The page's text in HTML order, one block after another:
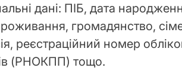
дані: ПІБ, дата
громадянство,
реєстраційний номер
(РНОКПП) тощо.